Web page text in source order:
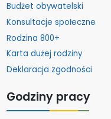
Budżet obywatelski
Konsultacje społeczne
Rodzina 800+
Karta dużej rodziny
Deklaracja zgodności
Godziny pracy